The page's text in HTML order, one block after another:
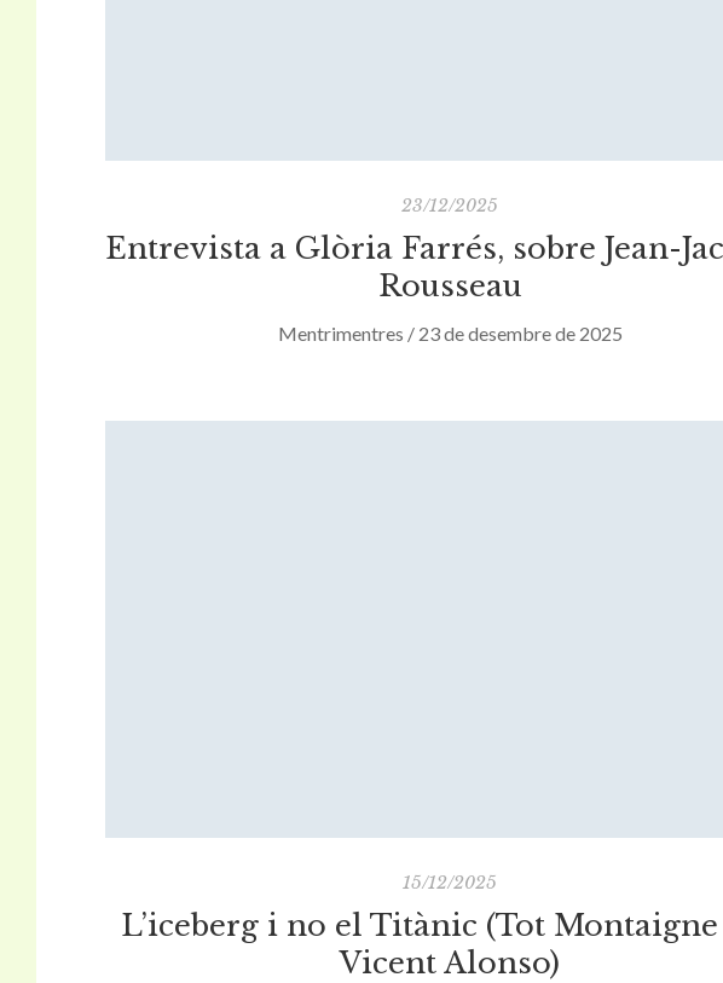
23/12/2025
Entrevista a Glòria Farrés, sobre Jean-
Rousseau
Mentrimentres / 23 de desembre de 2025
15/12/2025
L’iceberg i no el Titànic (Tot
Vicent Alonso)